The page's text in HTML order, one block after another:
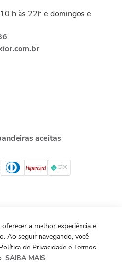
h às 22h e domingos e
aceitas
a melhor experiência e
Ao seguir navegando, você
de Privacidade e Termos
SAIBA MAIS